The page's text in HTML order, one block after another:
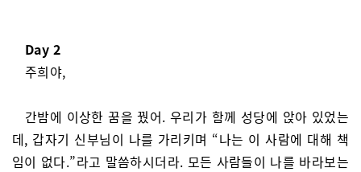
Day 2
주희야,
간밤에 이상한 꿈을 꿨어. 우리가 함께 성당에 앉아 있었는
데, 갑자기 신부님이 나를 가리키며 “나는 이 사람에 대해 책
임이 없다.”라고 말씀하시더라. 모든 사람들이 나를 바라보는